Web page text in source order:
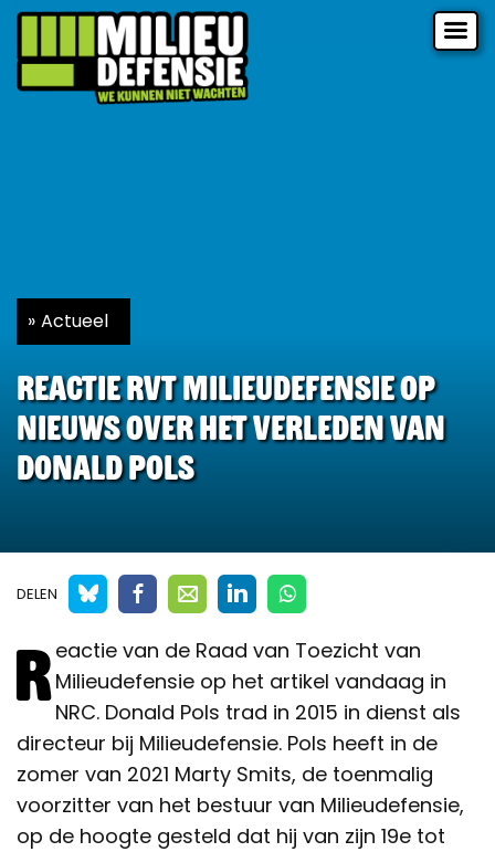
Actueel
Reactie RvT Milieudefensie op
nieuws over het verleden van
Donald Pols
DELEN
Reactie van de Raad van Toezicht van
Milieudefensie op het artikel vandaag in
NRC. Donald Pols trad in 2015 in dienst als
directeur bij Milieudefensie. Pols heeft in de
zomer van 2021 Marty Smits, de toenmalig
voorzitter van het bestuur van Milieudefensie,
op de hoogte gesteld dat hij van zijn 19e tot